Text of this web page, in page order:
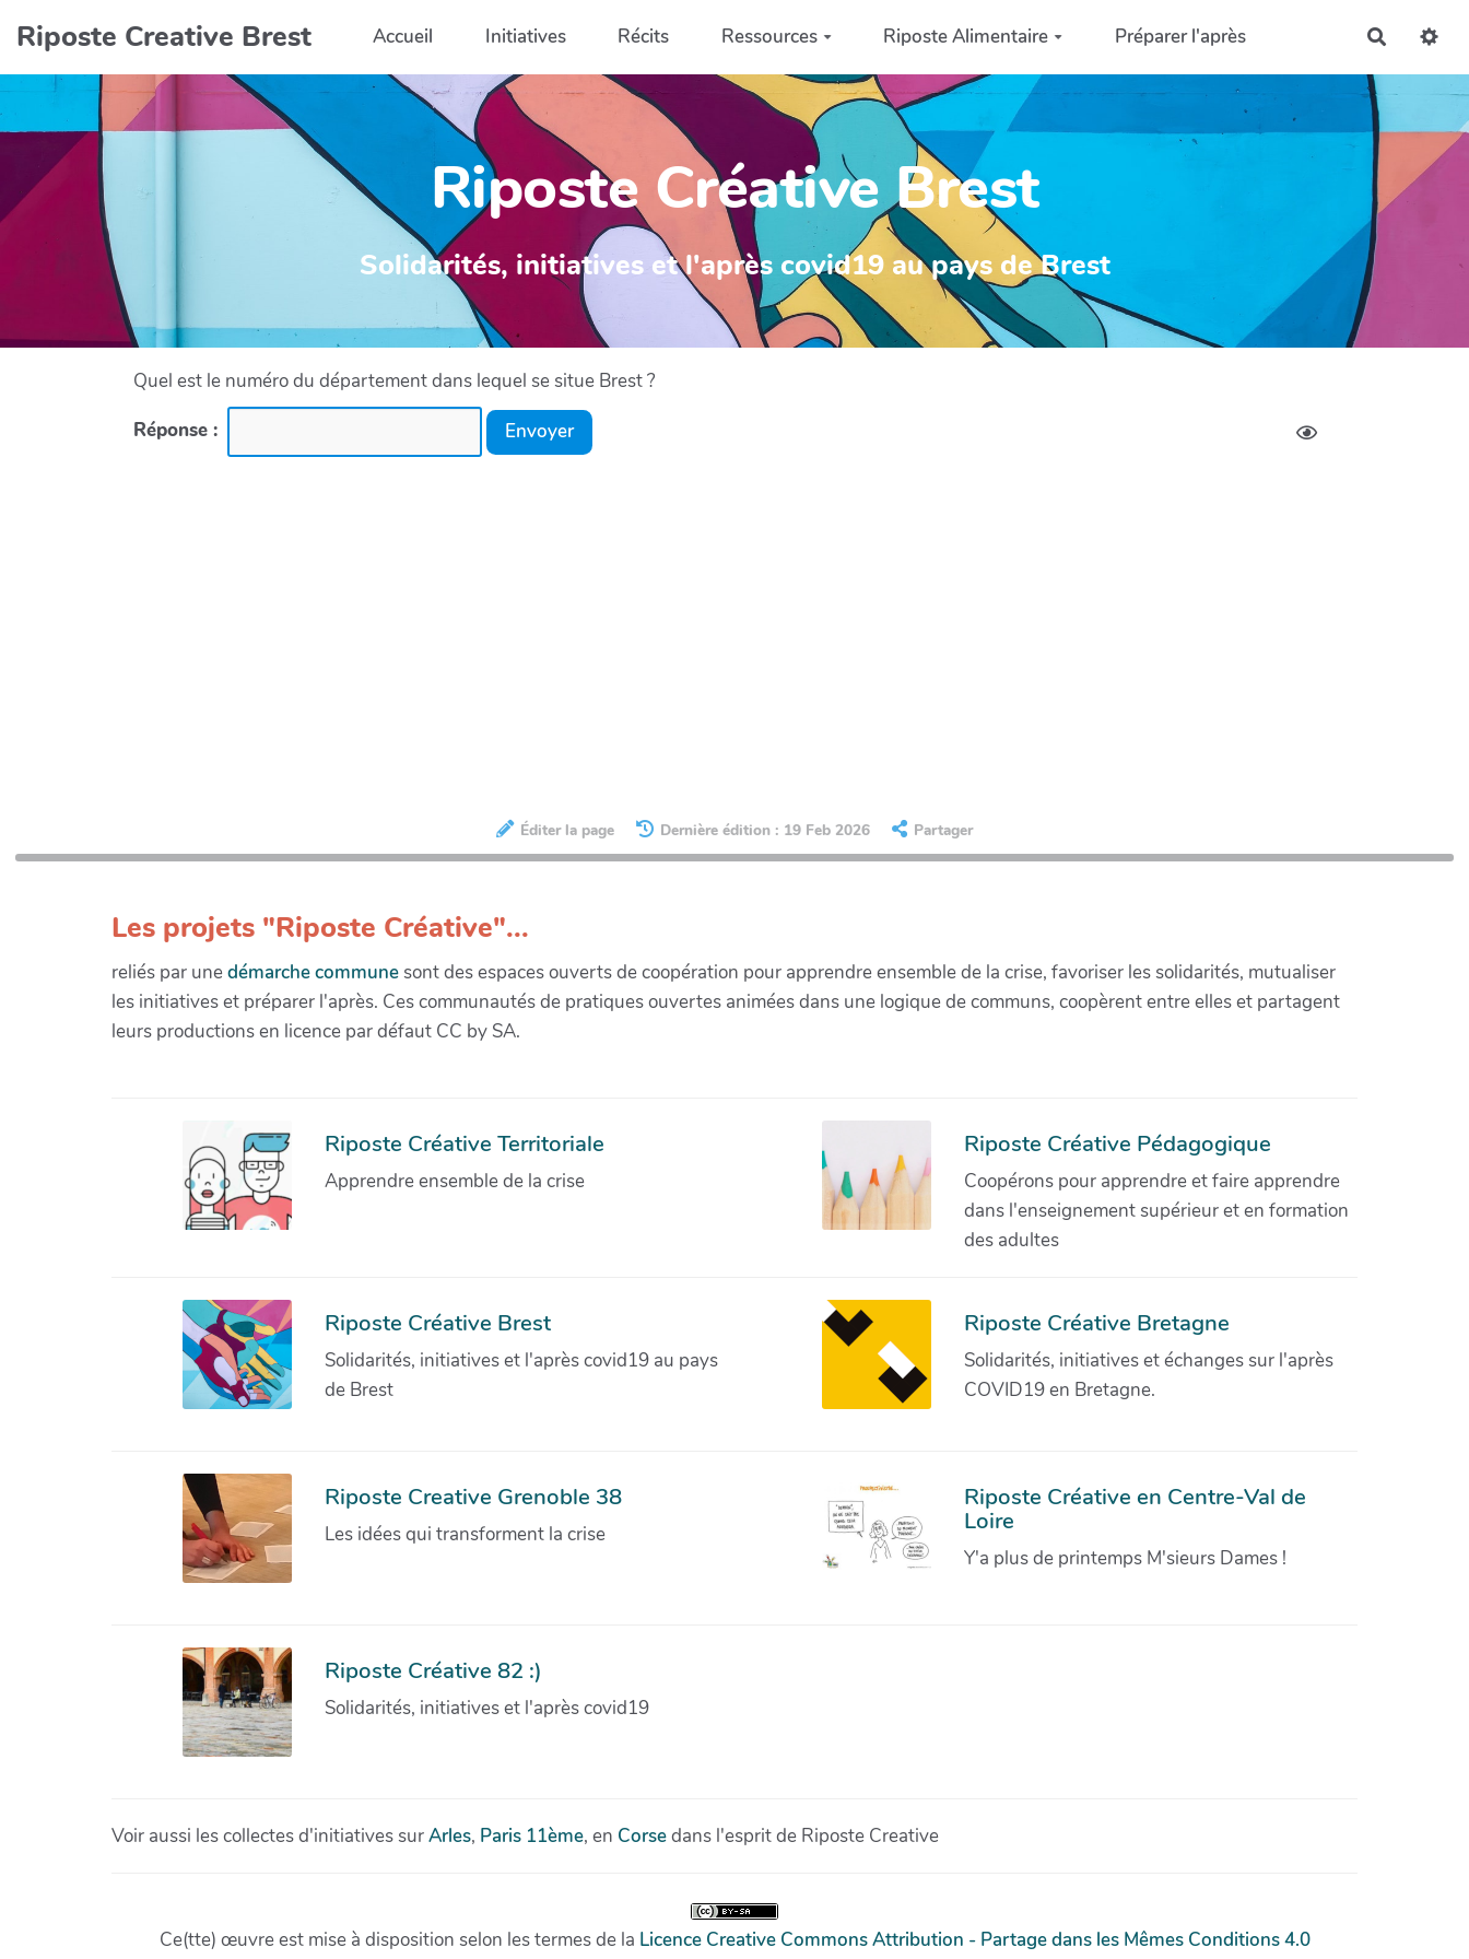
Aller au contenu principal
Riposte Creative Brest Accueil Initiatives Récits Ressources Riposte Alimentaire Préparer l'après
Riposte Créative Brest
Solidarités, initiatives et l'après covid19 au pays de Brest
Quel est le numéro du département dans lequel se situe Brest ?
Réponse :
Envoyer
Éditer la page Dernière édition : 19 Feb 2026 Partager